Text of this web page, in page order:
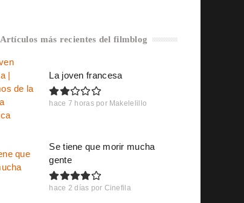
Artículos más recientes del filmblog
La joven francesa
hace 7 horas por Makelelillo
Se tiene que morir mucha
gente
hace 2 días por Cinefila